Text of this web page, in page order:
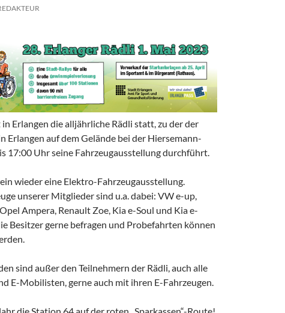
Erlangen die alljährliche Rädli statt, zu der der
Erlangen auf dem Gelände bei der Hiersemann-
17:00 Uhr seine Fahrzeugausstellung durchführt.
wieder eine Elektro-Fahrzeugausstellung.
unserer Mitglieder sind u.a. dabei: VW e-up,
Ampera, Renault Zoe, Kia e-Soul und Kia e-
Besitzer gerne befragen und Probefahrten können
sind außer den Teilnehmern der Rädli, auch alle
E-Mobilisten, gerne auch mit ihren E-Fahrzeugen.